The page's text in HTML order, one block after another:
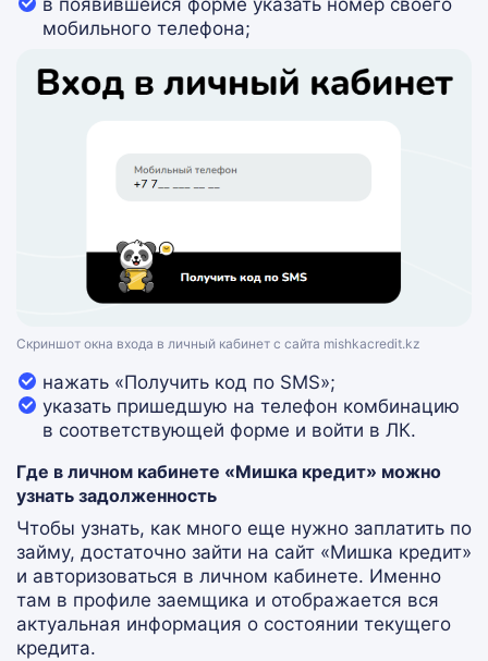
мобильного телефона;
Скриншот окна входа в личный кабинет с сайта mishkacredit.kz
нажать «Получить код по SMS»;
указать пришедшую на телефон комбинацию
в соответствующей форме и войти в ЛК.
Где в личном кабинете «Мишка кредит» можно
узнать задолженность
Чтобы узнать, как много еще нужно заплатить по
займу, достаточно зайти на сайт «Мишка кредит»
и авторизоваться в личном кабинете. Именно
там в профиле заемщика и отображается вся
актуальная информация о состоянии текущего
кредита.